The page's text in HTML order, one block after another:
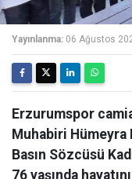
Yayınlanma: 06 Ağustos
Erzurumspor
Muhabiri Hümeyra
Basın Sözcüsü
76 yaşında